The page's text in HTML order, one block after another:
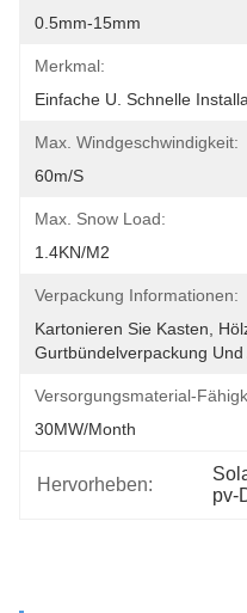
0.5mm-15mm
Merkmal:
Einfache U. Schnelle
Max. Windgeschwindigkeit:
60m/s
Max. Snow Load:
1.4KN/m2
Verpackung Informationen:
Kartonieren Sie Kasten,
Gurtbündelverpackung
Versorgungsmaterial-
30MW/month
Hervorheben:
pv-